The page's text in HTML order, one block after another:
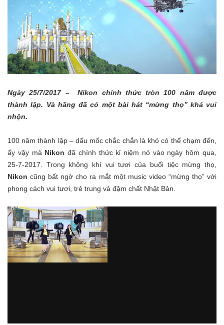
Ngày 25/7/2017 – Nikon chính thức tròn 100 năm được
thành lập. Và hãng đã có một bài hát “mừng thọ” khá vui
nhộn.
100 năm thành lập – dấu mốc chắc chắn là khó có thể chạm đến,
ấy vậy mà Nikon đã chính thức kỉ niệm nó vào ngày hôm qua,
25-7-2017. Trong không khí vui tươi của buổi tiệc mừng thọ,
Nikon cũng bất ngờ cho ra mắt một music video “mừng thọ” với
phong cách vui tươi, trẻ trung và đậm chất Nhật Bản.